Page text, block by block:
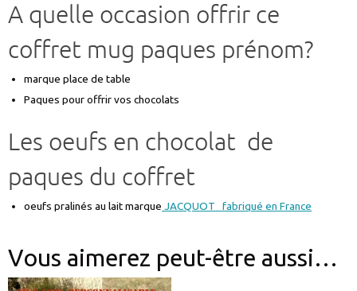
A quelle occasion offrir ce
coffret mug paques prénom?
marque place de table
Paques pour offrir vos chocolats
Les oeufs en chocolat de
paques du coffret
oeufs pralinés au lait marque JACQUOT fabriqué en France
Vous aimerez peut-être aussi…